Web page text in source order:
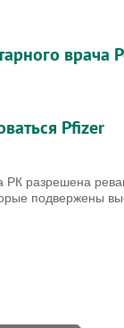
врача
Pfizer
РК разрешена
подвержены